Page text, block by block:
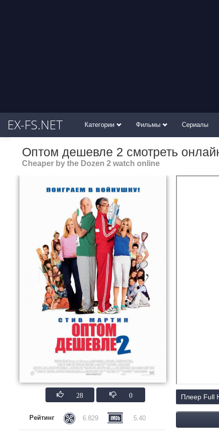
EX-FS.NET Категории Фильмы Сериалы
Оптом дешевле 2 смотреть
Cheaper by the Dozen 2 watch online
28 0
Рейтинг 6.829 5.40
Плеер Full